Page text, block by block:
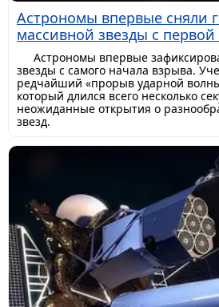
Астрономы впервые сняли
массивной звезды с
Астрономы впервые
звезды с самого начала взрыва.
редчайший «прорыв ударной
который длился всего несколько
неожиданные открытия о
звезд.